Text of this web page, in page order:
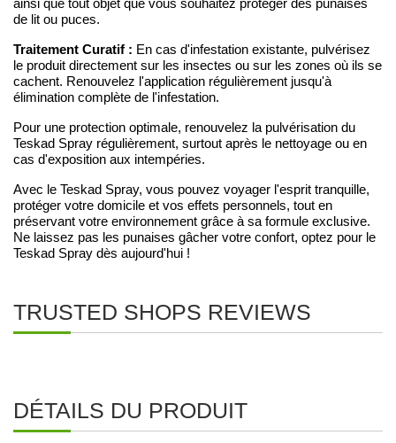
ainsi que tout objet que vous souhaitez protéger des punaises
de lit ou puces.
Traitement Curatif : En cas d'infestation existante, pulvérisez
le produit directement sur les insectes ou sur les zones où ils se
cachent. Renouvelez l'application régulièrement jusqu'à
élimination complète de l'infestation.
Pour une protection optimale, renouvelez la pulvérisation du
Teskad Spray régulièrement, surtout après le nettoyage ou en
cas d'exposition aux intempéries.
Avec le Teskad Spray, vous pouvez voyager l'esprit tranquille,
protéger votre domicile et vos effets personnels, tout en
préservant votre environnement grâce à sa formule exclusive.
Ne laissez pas les punaises gâcher votre confort, optez pour le
Teskad Spray dès aujourd'hui !
TRUSTED SHOPS REVIEWS
DÉTAILS DU PRODUIT